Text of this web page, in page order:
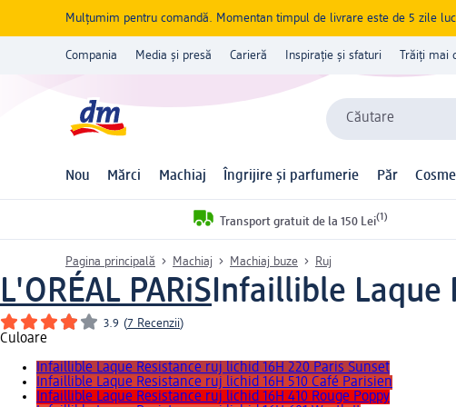
Mulțumim pentru comandă. Momentan timpul de livrare este de 5 zile
Compania Media și presă Carieră Inspirație și sfaturi Trăiți mai
Căutare
Nou Mărci Machiaj Îngrijire și parfumerie Păr
Transport gratuit de la 150 Lei(1)
Pagina principală Machiaj Machiaj buze Ruj
L'ORÉAL PARiSInfaillible Laque
3.9 (7 Recenzii)
Culoare
Infaillible Laque Resistance ruj lichid 16H 220 Paris Sunset
Infaillible Laque Resistance ruj lichid 16H 510 Café Parisien
Infaillible Laque Resistance ruj lichid 16H 410 Rouge Poppy